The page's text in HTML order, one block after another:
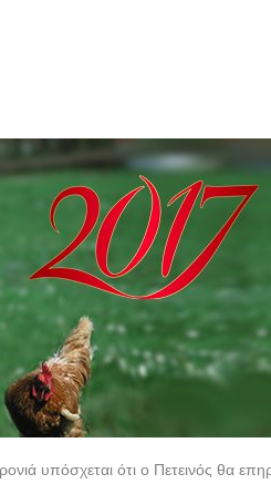
υπόσχεται ότι ο Πετεινός θα